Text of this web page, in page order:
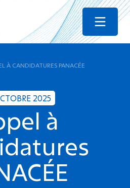
Menu
À CANDIDATURES PANACÉE
2025
à